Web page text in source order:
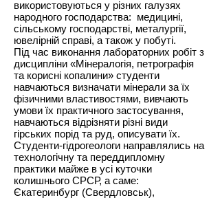
використовуються у різних галузях
народного господарства: медицині,
сільському господарстві, металургії,
ювелірній справі, а також у побуті.
Під час виконання лабораторних робіт з
дисципліни «Мінералогія, петрографія
та корисні копалини» студенти
навчаються визначати мінерали за їх
фізичними властивостями, вивчають
умови їх практичного застосування,
навчаються відрізняти різні види
гірських порід та руд, описувати їх.
Студенти-гідрогеологи направлялись на
технологічну та переддипломну
практики майже в усі куточки
колишнього СРСР, а саме:
Єкатеринбург (Свердловськ),